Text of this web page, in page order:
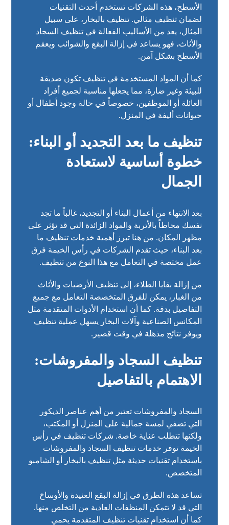
الأسطح، هذه الشركات تستخدم أحدث التقنيات
لضمان تنظيف مثالي. تنظيف بالبخار، على سبيل
المثال، يعد من الأساليب الفعالة في تنظيف السجاد
والأثاث، فهو يساعد في إزالة البقع والشوائب ويعقم
الأسطح بشكل آمن.
كما أن المواد المستخدمة في تنظيف تكون صديقة
للبيئة وغير ضارة، مما يجعلها مناسبة لجميع أفراد
العائلة أو الموظفين، خصوصاً في حالة وجود أطفال أو
حيوانات أليفة في المنزل.
تنظيف ما بعد التجديد أو البناء:
خطوة أساسية لاستعادة
الجمال
بعد الانتهاء من أعمال البناء أو التجديد، غالباً ما تجد
نفسك محاطاً بالأتربة والمواد الزائدة التي قد تؤثر على
مظهر المكان. من هنا تبرز أهمية خدمات تنظيف ما
بعد البناء، حيث تقدم الشركات في رأس الخيمة فرق
عمل مختصة في التعامل مع هذا النوع من تنظيف.
من إزالة بقايا الطلاء، إلى تنظيف الأرضيات والأثاث
من الغبار، يمكن للفرق المتخصصة التعامل مع جميع
التفاصيل بدقة. كما أن استخدام الأدوات المتقدمة مثل
المكانس الصناعية وآلات البخار يسهل عملية تنظيف
ويوفر نتائج مذهلة في وقت قصير.
تنظيف السجاد والمفروشات:
الاهتمام بالتفاصيل
السجاد والمفروشات تعتبر من أهم عناصر الديكور
التي تضفي لمسة جمالية على المنزل أو المكتب،
ولكنها تتطلب عناية خاصة. شركات تنظيف في رأس
الخيمة توفر خدمات تنظيف السجاد والمفروشات
باستخدام تقنيات حديثة مثل تنظيف بالبخار أو الشامبو
المتخصص.
تساعد هذه الطرق في إزالة البقع العنيدة والأوساخ
التي قد لا تتمكن المنظفات العادية من التخلص منها.
كما أن استخدام تقنيات تنظيف المتقدمة يحمي